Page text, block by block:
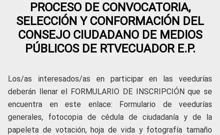
PROCESO DE CONVOCATORIA,
SELECCIÓN Y CONFORMACIÓN DEL
CONSEJO CIUDADANO DE MEDIOS
PÚBLICOS DE RTVECUADOR E.P.
Los/as interesados/as en participar en las veedurías
deberán llenar el FORMULARIO DE INSCRIPCIÓN que se
encuentra en este enlace: Formulario de veedurías
generales, fotocopia de cédula de ciudadanía y de la
papeleta de votación, hoja de vida y fotografía tamaño